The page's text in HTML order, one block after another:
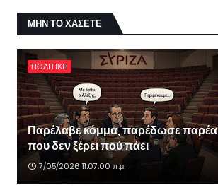
ΜΗΝ ΤΟ ΧΑΣΕΤΕ
ΠΟΛΙΤΙΚΗ
Παρέλαβε κόμμα, παρέδωσε παρέα
που δεν ξέρει πού πάει
7/05/2026 11:07:00 π.μ.